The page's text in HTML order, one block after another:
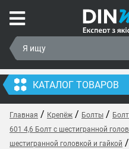
КАТАЛОГ ТОВАРОВ
Главная / Крепёж / Болты /
601 4,6 Болт с шестигранной
шестигранной головкой и гайкой /